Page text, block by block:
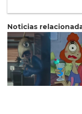
Noticias